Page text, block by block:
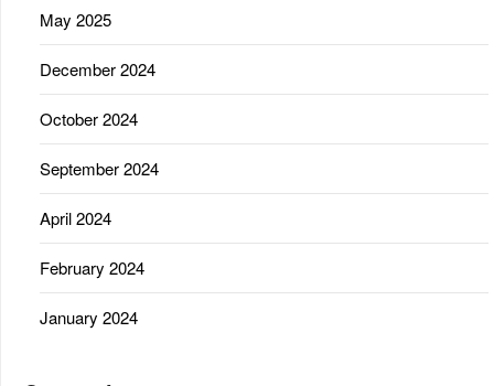
May 2025
December 2024
October 2024
September 2024
April 2024
February 2024
January 2024